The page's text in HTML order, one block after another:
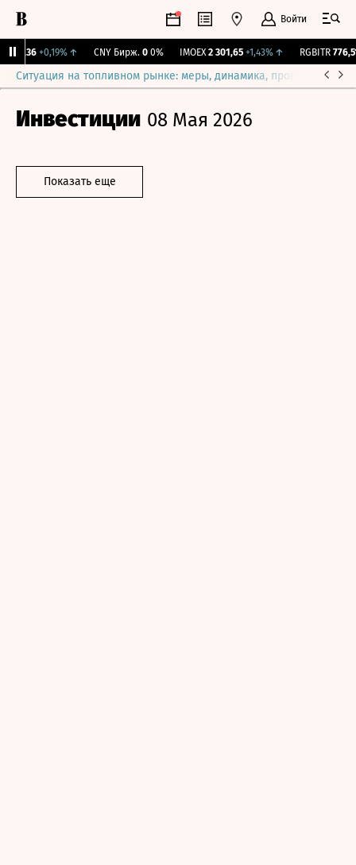
Войти
115,36 +0,19%↑ CNY Бирж. 0 0% IMOEX 2 301,65 +1,43%↑ RGBITR 776,51
Ситуация на топливном рынке: меры, динамика, прогнозы
Инвестиции 08 Мая 2026
Показать еще